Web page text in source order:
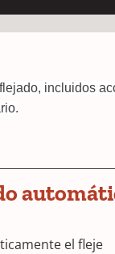
incluidos
el fleje